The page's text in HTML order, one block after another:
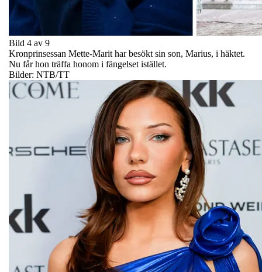
Bild 4 av 9
Kronprinsessan Mette-Marit har besökt sin son, Marius, i häktet.
Nu får hon träffa honom i fängelset istället.
Bilder: NTB/TT